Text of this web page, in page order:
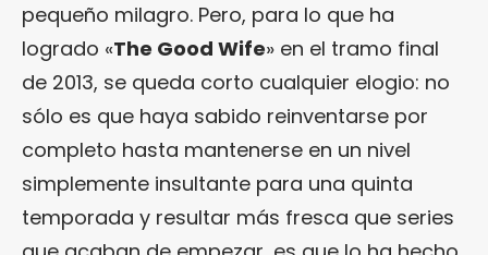
pequeño milagro. Pero, para lo que ha
logrado «The Good Wife» en el tramo final
de 2013, se queda corto cualquier elogio: no
sólo es que haya sabido reinventarse por
completo hasta mantenerse en un nivel
simplemente insultante para una quinta
temporada y resultar más fresca que series